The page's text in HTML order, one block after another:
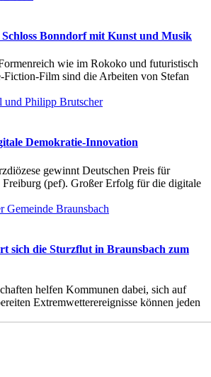
Bonndorf mit Kunst und Musik
wie im Rokoko und futuristisch
Fiction-Film sind die Arbeiten von Stefan
Demokratie-Innovation
gewinnt Deutschen Preis für
(pef). Großer Erfolg für die digitale
sich die Sturzflut in Braunsbach zum
helfen Kommunen dabei, sich auf
Extremwetterereignisse können jeden